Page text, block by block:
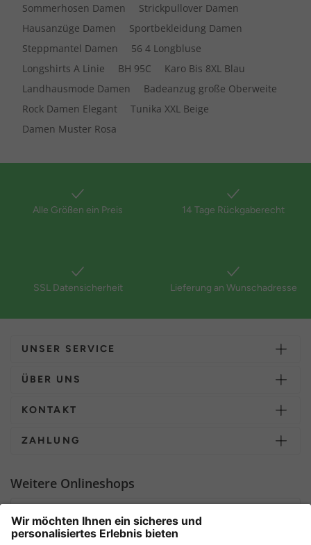
Sommerhosen Damen
Strickpullover Damen
Hausanzüge Damen
Sportbekleidung Damen
Steppmantel Damen
56 4 Longbluse
Longshirts A Linie
BH 95C
Karo Bis 8XL Blau
Landhausmode Damen
Badeanzug große Oberweite
Rock Damen Elegant
Tunika XXL Beige
Damen Muster Rosa
Alle Größen ein Preis 14 Tage Rückgaberecht
SSL Datensicherheit Lieferung an Wunschadresse
UNSER SERVICE
ÜBER UNS
KONTAKT
ZAHLUNG
Weitere Onlineshops